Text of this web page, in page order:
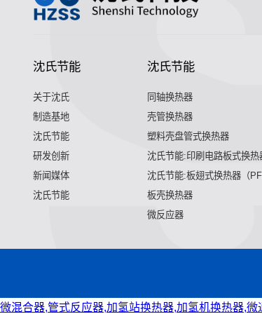
沈氏节能
关于沈氏
制造基地
沈氏节能
研发创新
新闻媒体
沈氏节能
沈氏节能
同轴换热器
壳管换热器
塑料壳盘管式换热器
沈氏节能:印刷电路板式换热
沈氏节能:板翅式换热器（
板壳换热器
微反应器
微混合器,管式反应器,加氢站换热器,加氢机换热器,